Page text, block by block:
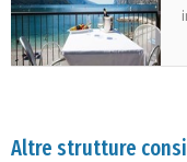
Altre strutture